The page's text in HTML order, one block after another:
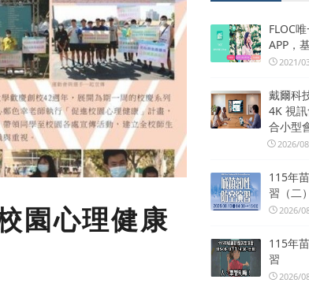
園心理健康
FLOC
APP，
2021/
戴爾科
4K 視
合小型
2026/
115年
習（二）
2026/
115年
習
2026/